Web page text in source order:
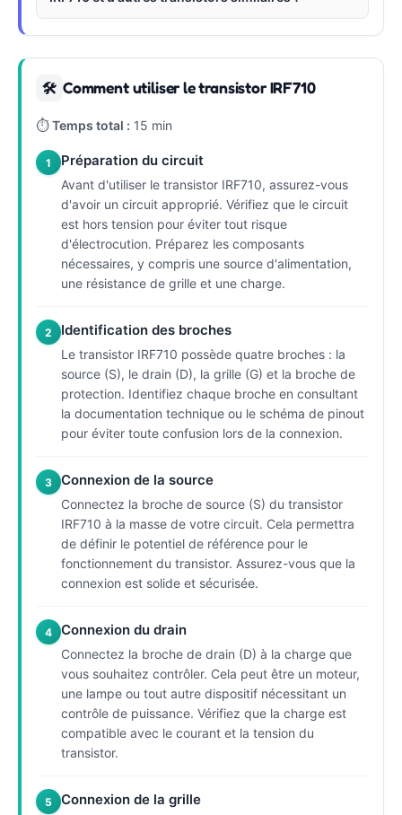
🛠 Comment utiliser le transistor IRF710
⏱Temps total : 15 min
1 Préparation du circuit
Avant d'utiliser le transistor IRF710, assurez-vous
d'avoir un circuit approprié. Vérifiez que le circuit
est hors tension pour éviter tout risque
d'électrocution. Préparez les composants
nécessaires, y compris une source d'alimentation,
une résistance de grille et une charge.
2 Identification des broches
Le transistor IRF710 possède quatre broches : la
source (S), le drain (D), la grille (G) et la broche de
protection. Identifiez chaque broche en consultant
la documentation technique ou le schéma de pinout
pour éviter toute confusion lors de la connexion.
3 Connexion de la source
Connectez la broche de source (S) du transistor
IRF710 à la masse de votre circuit. Cela permettra
de définir le potentiel de référence pour le
fonctionnement du transistor. Assurez-vous que la
connexion est solide et sécurisée.
4 Connexion du drain
Connectez la broche de drain (D) à la charge que
vous souhaitez contrôler. Cela peut être un moteur,
une lampe ou tout autre dispositif nécessitant un
contrôle de puissance. Vérifiez que la charge est
compatible avec le courant et la tension du
transistor.
5 Connexion de la grille